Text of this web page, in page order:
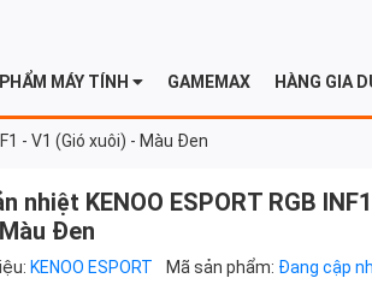
MÁY TÍNH GAMEMAX HÀNG GIA
- V1 (Gió xuôi) - Màu Đen
nhiệt KENOO ESPORT RGB
Đen
KENOO ESPORT Mã sản phẩm: Đang cập